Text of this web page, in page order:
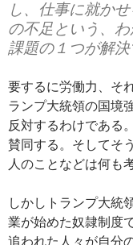
し、仕事に就か
の不足という、
課題の１つが解
要するに労働力、そ
ランプ大統領の国境
反対するわけである
賛同する。そしてそ
人のことなどは何も
しかしトランプ大統
業が始めた奴隷制度
追われた人々が自分